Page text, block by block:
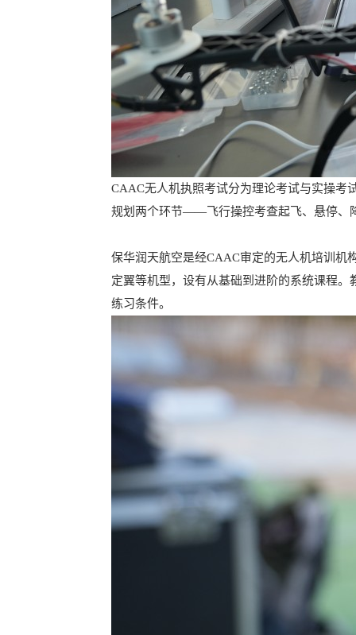
CAAC无人机执照考试分为理论考试与实操考
规划两个环节——飞行操控考查起飞、悬停、
保华润天航空是经CAAC审定的无人机培训机
定翼等机型，设有从基础到进阶的系统课程
练习条件。